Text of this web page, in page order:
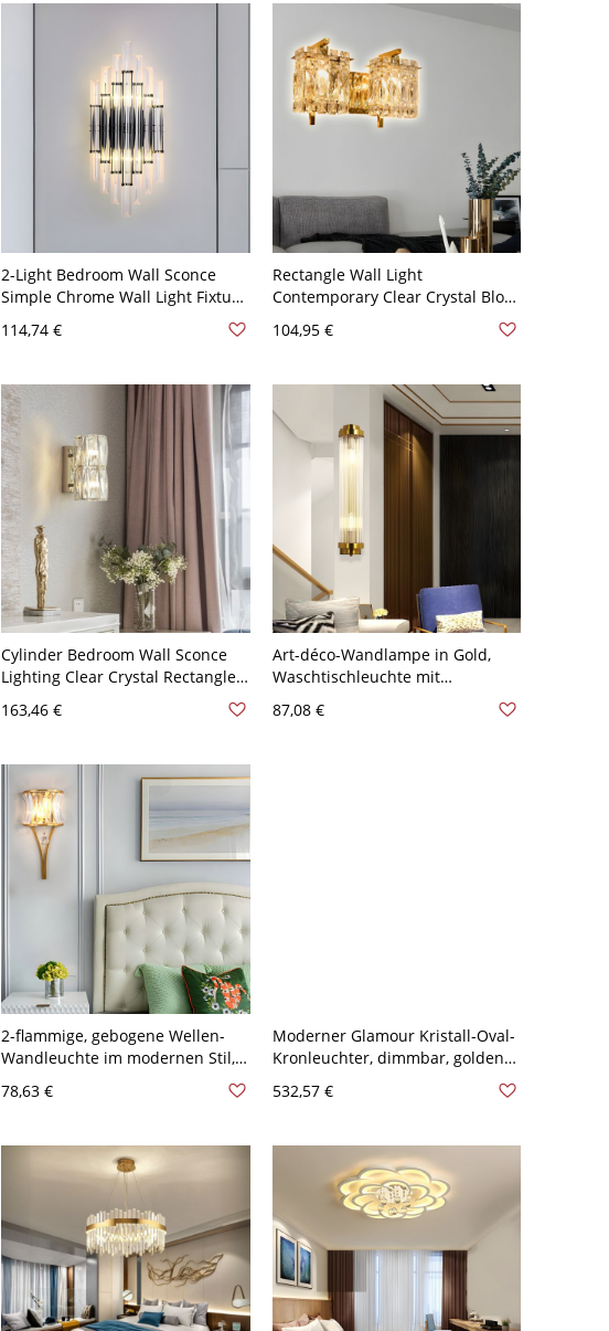
2-Light Bedroom Wall Sconce
Simple Chrome Wall Light Fixture
Crystal Shade - Chrom 110V-120V
114,74 €
Rectangle Wall Light
Contemporary Clear Crystal Block
Sconce Lighting in Chrome/Gold -
104,95 €
Cylinder Bedroom Wall Sconce
Lighting Clear Crystal Rectangle
2/3/4 Bulbs Simplicity Wall Lamp
Fixture - Transparenz 110V-120V
163,46 €
Art-déco-Wandlampe in Gold,
Waschtischleuchte mit
geriffeltem Kristallglasstab und
gebürstetem Messing-Finish -
87,08 €
2-flammige, gebogene Wellen-
Wandleuchte im modernen Stil,
110V-120V Golden
78,63 €
Moderner Glamour Kristall-Oval-
Kronleuchter, dimmbar, goldene
LED-Pendelleuchte - 80+100 cm
Design 2 110V-120V
532,57 €